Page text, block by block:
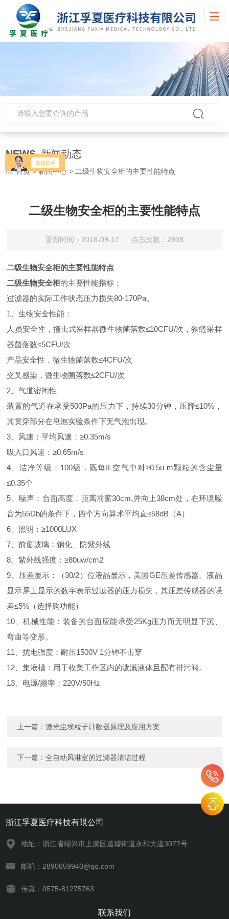
NEWS 新闻动态
首页>新闻中心 > 二级生物安全柜的主要性能特点
二级生物安全柜的主要性能特点
更新时间：2016-09-17 点击次数：2938
二级生物安全柜的主要性能特点
二级生物安全柜的主要性能指标：
过滤器的实际工作状态压力损失80-170Pa。
1、生物安全性能：
人员安全性，撞击式采样器微生物菌落数≤10CFU/次，狭缝采样
器菌落数≤5CFU/次
产品安全性，微生物菌落数≤4CFU/次
交叉感染，微生物菌落数≤2CFU/次
2、气道密闭性
装置的气道在承受500Pa的压力下，持续30分钟，压降≤10%，
其贯穿部分在皂泡实验条件下无气泡出现。
3、风速：平均风速：≥0.35m/s
吸入口风速：≥0.65m/s
4、洁净等级：100级，既每IL空气中对≥0.5u m颗粒的含尘量
≤0.35个
5、噪声：台面高度，距离前窗30cm,并向上38cm处，在环境噪
音为55Db的条件下，四个方向算术平均直≤58dB（A）
6、照明：≥1000LUX
7、前窗玻璃：钢化、防紫外线
8、紫外线强度：≥80uw/cm2
9、压差显示：（30/2）位液晶显示，美国GE压差传感器。液晶
显示屏上显示的数字表示过滤器的压力损失，其压差传感器的误
差≤5%（选择购功能）
10、机械性能：装备的台面应能承受25Kg压力而无明显下沉、
弯曲等变形。
11、抗电强度：耐压1500V 1分钟不击穿
12、集液槽：用于收集工作区内的泼溅液体且配有排污阀。
13、电源/频率：220V/50Hz
上一篇：激光尘埃粒子计数器原理及应用方案
下一篇：全自动风淋室的过滤器清洁过程
浙江孚夏医疗科技有限公司
地址：浙江省绍兴市上虞区道墟街道永和大道3077号
邮箱：2890659940@qq.com
传真：0575-81275763
联系我们